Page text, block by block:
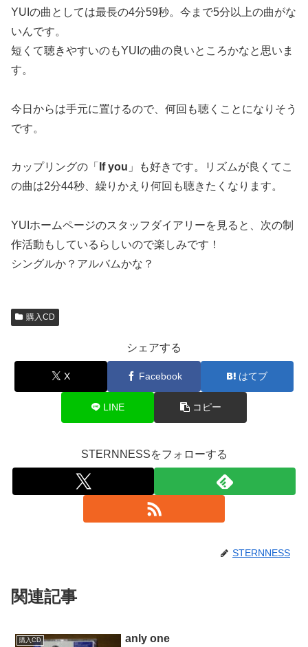
YUIの曲としては最長の4分59秒。今まで5分以上の曲がな
いんです。
短くて聴きやすいのもYUIの曲の良いところかなと思いま
す。
今日からは手元に置けるので、何回も聴くことになりそう
です。
カップリングの「 If you 」も好きです。リズムが良くてこ
の曲は2分44秒、繰りかえり何回も聴きたくなります。
YUIホームページのスタッフダイアリーを見ると、次の制
作活動もしているらしいので楽しみです！
シングルか？アルバムかな？
購入CD
シェアする
X Facebook はてブ
LINE コピー
STERNNESSをフォローする
STERNNESS
関連記事
購入CD anly one